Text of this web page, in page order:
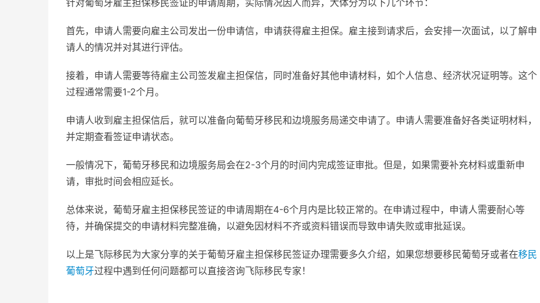
针对葡萄牙雇主担保移民签证的申请周期，实际情况因人而异，大体分为以下几个环节：
首先，申请人需要向雇主公司发出一份申请信，申请获得雇主担保。雇主接到请求后，会安排一次面试，以了解申
请人的情况并对其进行评估。
接着，申请人需要等待雇主公司签发雇主担保信，同时准备好其他申请材料，如个人信息、经济状况证明等。这个
过程通常需要1-2个月。
申请人收到雇主担保信后，就可以准备向葡萄牙移民和边境服务局递交申请了。申请人需要准备好各类证明材料，
并定期查看签证申请状态。
一般情况下，葡萄牙移民和边境服务局会在2-3个月的时间内完成签证审批。但是，如果需要补充材料或重新申
请，审批时间会相应延长。
总体来说，葡萄牙雇主担保移民签证的申请周期在4-6个月内是比较正常的。在申请过程中，申请人需要耐心等
待，并确保提交的申请材料完整准确，以避免因材料不齐或资料错误而导致申请失败或审批延误。
以上是飞际移民为大家分享的关于葡萄牙雇主担保移民签证办理需要多久介绍，如果您想要移民葡萄牙或者在移民
葡萄牙过程中遇到任何问题都可以直接咨询飞际移民专家！